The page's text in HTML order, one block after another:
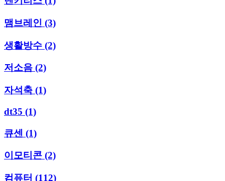
맴브레인 (3)
생활방수 (2)
저소음 (2)
자석축 (1)
dt35 (1)
큐센 (1)
이모티콘 (2)
컴퓨터 (112)